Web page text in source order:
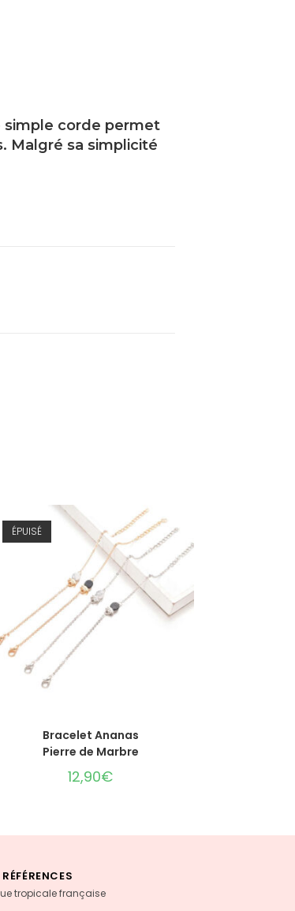
simple corde permet
Malgré sa simplicité
ÉPUISÉ
Bracelet Ananas
Pierre de Marbre
12,90€
tropicale française